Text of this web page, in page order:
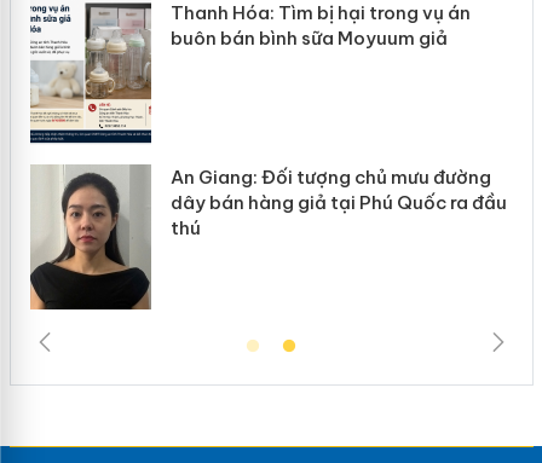
Thanh Hóa: Tìm bị hại trong vụ án
buôn bán bình sữa Moyuum giả
An Giang: Đối tượng chủ mưu đường
dây bán hàng giả tại Phú Quốc ra đầu
thú